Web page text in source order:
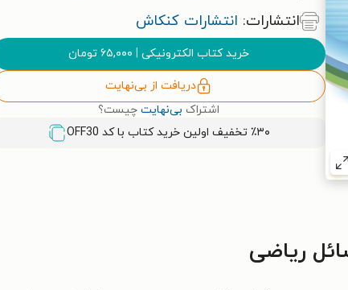
انتشارات: انتشارات کنکاش
خرید کتاب الکترونیکی ۶۵,۰۰۰ تومان
دریافت از بی‌نهایت
اشتراک بی‌نهایت چیست؟
٪۳۰ تخفیف اولین خرید کتاب با کد
OFF30
ریاضی